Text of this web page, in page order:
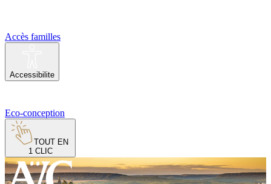
Accès familles
Accessibilite
Eco-conception
TOUT EN
1 CLIC